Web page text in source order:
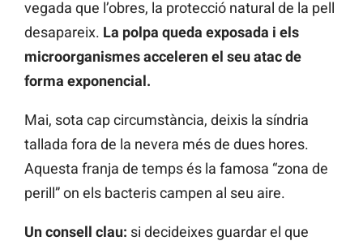
vegada que l’obres, la protecció natural de la pell
desapareix. La polpa queda exposada i els
microorganismes acceleren el seu atac de
forma exponencial.
Mai, sota cap circumstància, deixis la síndria
tallada fora de la nevera més de dues hores.
Aquesta franja de temps és la famosa “zona de
perill” on els bacteris campen al seu aire.
Un consell clau: si decideixes guardar el que